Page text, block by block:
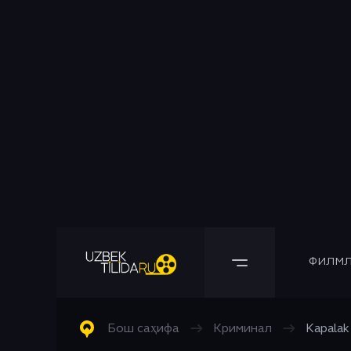
Барча Филмлар Комедия
Барча Сериаллар
Бош саҳифа → Криминал →